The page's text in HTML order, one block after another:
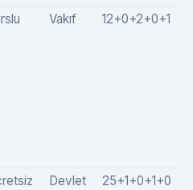
Vakıf 12+0+2+0+1
Devlet 25+1+0+1+0